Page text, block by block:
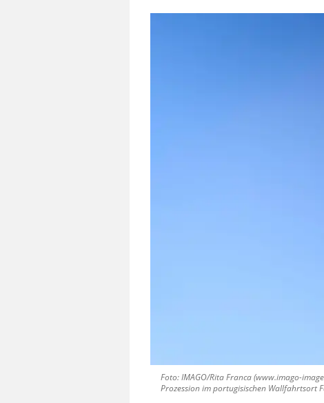
Foto: IMAGO/Rita Franca (www.imago-
Prozession im portugisischen Wallfahrtsort